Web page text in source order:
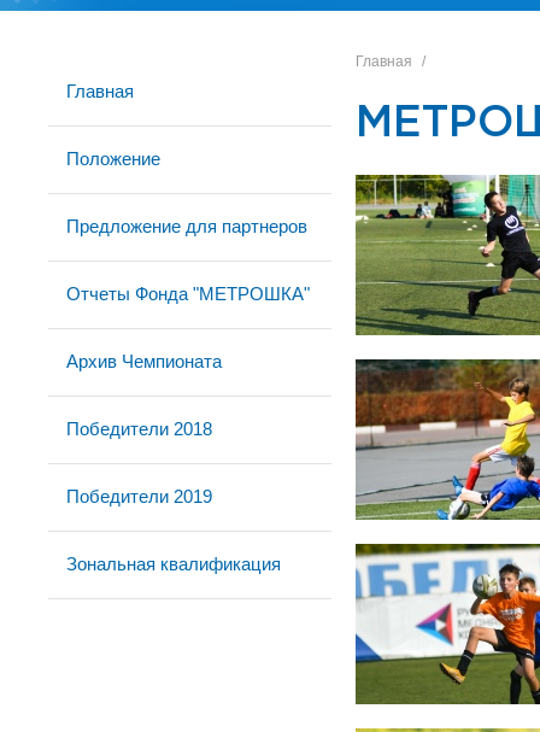
Главная
Положение
Предложение для партнеров
Отчеты Фонда "МЕТРОШКА"
Архив Чемпионата
Победители 2018
Победители 2019
Зональная квалификация
Главная /